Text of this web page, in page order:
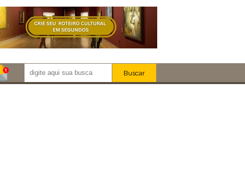
Buscar